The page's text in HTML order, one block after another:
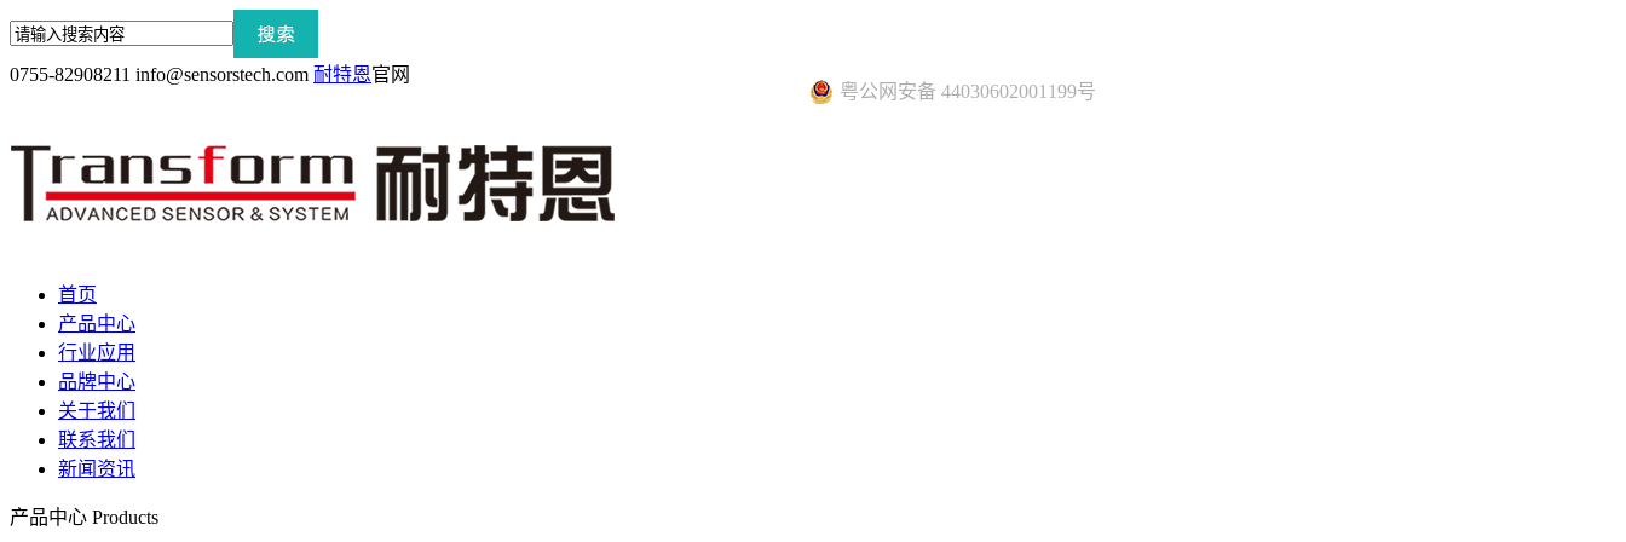
0755-82908211 info@sensorstech.com 耐特恩官网
首页
产品中心
行业应用
品牌中心
关于我们
联系我们
新闻资讯
产品中心 Products
粤公网安备 44030602001199号